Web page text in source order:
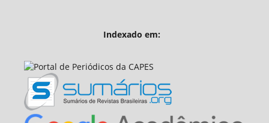
Indexado em: